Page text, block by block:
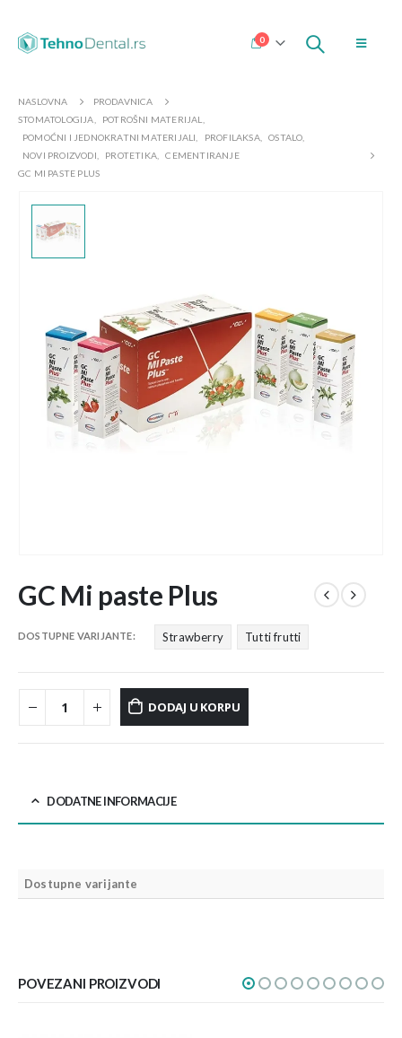
0
NASLOVNA
PRODAVNICA
STOMATOLOGIJA
POTROŠNI MATERIJAL
POMOĆNI I JEDNOKRATNI MATERIJALI
PROFILAKSA, OSTALO
NOVI PROIZVODI
PROTETIKA
CEMENTIRANJE
GC MI PASTE PLUS
GC Mi paste Plus
DOSTUPNE VARIJANTE Strawberry Tutti frutti
DODAJ U KORPU
DODATNE INFORMACIJE
Dostupne varijante
POVEZANI PROIZVODI